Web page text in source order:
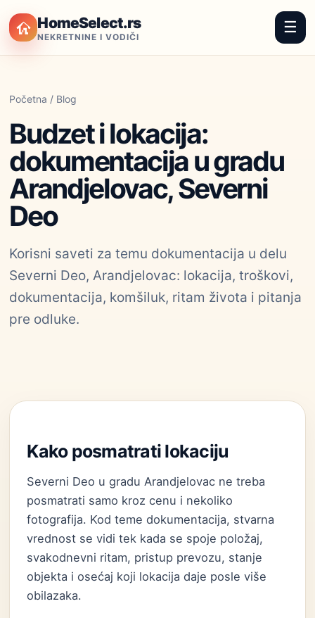
HomeSelect.rs
NEKRETNINE I VODIČI
☰
Početna / Blog
Budzet i lokacija:
dokumentacija u gradu
Arandjelovac, Severni
Deo
Korisni saveti za temu dokumentacija u delu
Severni Deo, Arandjelovac: lokacija, troškovi,
dokumentacija, komšiluk, ritam života i pitanja
pre odluke.
Kako posmatrati lokaciju
Severni Deo u gradu Arandjelovac ne treba
posmatrati samo kroz cenu i nekoliko
fotografija. Kod teme dokumentacija, stvarna
vrednost se vidi tek kada se spoje položaj,
svakodnevni ritam, pristup prevozu, stanje
objekta i osećaj koji lokacija daje posle više
obilazaka.